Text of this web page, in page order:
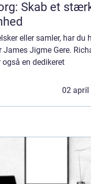
Skab et
eller samler, har du
Jigme Gere.
en dedikeret
02 april